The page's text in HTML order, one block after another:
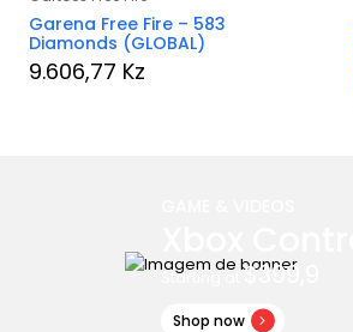
Garena Free Fire – 583
Diamonds (GLOBAL)
9.606,77 Kz
Starting at$399,9
Shop now